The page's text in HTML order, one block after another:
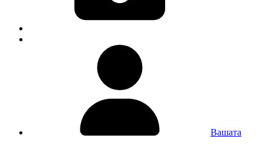
Вашата